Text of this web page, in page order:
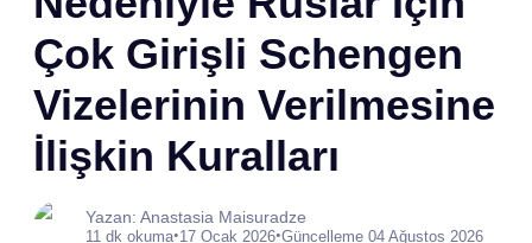
Çok Girişli Schengen
Vizelerinin Verilmesine
İlişkin Kuralları
Yazan: Anastasia Maisuradze
11 dk okuma•17 Ocak 2026•Güncelleme 04 Ağustos 2026